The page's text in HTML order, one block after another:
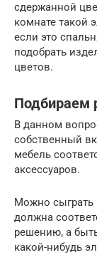
сдержанной
комнате такой
если это
подобрать
цветов.
Подбираем
В данном
собственный
мебель
аксессуаров.
Можно сыграть
должна
решению, а
какой-нибудь